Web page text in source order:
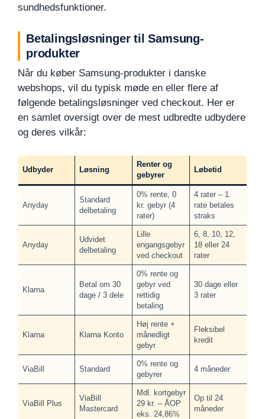
sundhedsfunktioner.
Betalingsløsninger til Samsung-
produkter
Når du køber Samsung-produkter i danske
webshops, vil du typisk møde en eller flere af
følgende betalingsløsninger ved checkout. Her er
en samlet oversigt over de mest udbredte udbydere
og deres vilkår:
Udbyder Løsning
Renter og
gebyrer
Løbetid
Anyday
Standard
delbetaling
0% rente, 0
kr. gebyr (4
rater)
4 rater – 1.
rate betales
straks
Anyday
Udvidet
delbetaling
Lille
engangsgebyr
ved checkout
6, 8, 10, 12,
18 eller 24
rater
Klarna
Betal om 30
dage / 3 dele
0% rente og
gebyr ved
rettidig
betaling
30 dage eller
3 rater
Klarna Klarna Konto
Høj rente +
månedligt
gebyr
Fleksibel
kredit
ViaBill Standard
0% rente og
gebyrer
4 måneder
ViaBill Plus
ViaBill
Mastercard
Mdl. kortgebyr
29 kr. – ÅOP
eks. 24,86%
Op til 24
måneder